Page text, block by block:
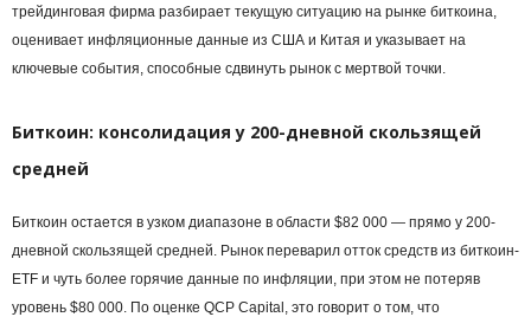
трейдинговая фирма разбирает текущую ситуацию на рынке биткоина,
оценивает инфляционные данные из США и Китая и указывает на
ключевые события, способные сдвинуть рынок с мертвой точки.
Биткоин: консолидация у 200-дневной скользящей
средней
Биткоин остается в узком диапазоне в области $82 000 — прямо у 200-
дневной скользящей средней. Рынок переварил отток средств из биткоин-
ETF и чуть более горячие данные по инфляции, при этом не потеряв
уровень $80 000. По оценке QCP Capital, это говорит о том, что